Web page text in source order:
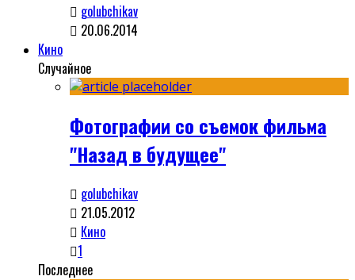
golubchikav
20.06.2014
Кино
Случайное
Фотографии со съемок фильма
"Назад в будущее"
golubchikav
21.05.2012
Кино
1
Последнее